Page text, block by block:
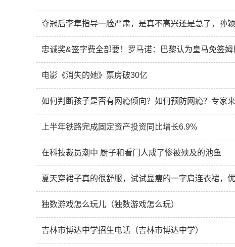
夺冠后李隼指导一脸严肃，是真不高兴还是急了，孙
忠诚奖&签字费全部要！罗马诺：巴黎认为皇马免签
电影《消失的她》票房破30亿
如何判断孩子是否有网瘾倾向？如何预防网瘾？专家
上半年铁路完成固定资产投资同比增长6.9%
在科技裁员潮中 厨子和看门人成了惨被殃及的池鱼
夏天穿裙子真的很舒服，试试显瘦的一字肩连衣裙，
独数游戏怎么玩儿（独数游戏怎么玩）
吉林市博达中学招生电话（吉林市博达中学）